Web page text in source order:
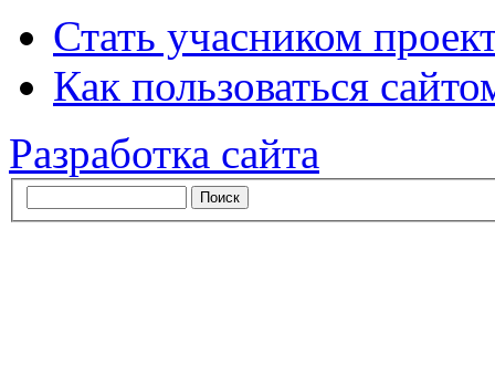
Стать учасником
Как пользоваться
Разработка сайта